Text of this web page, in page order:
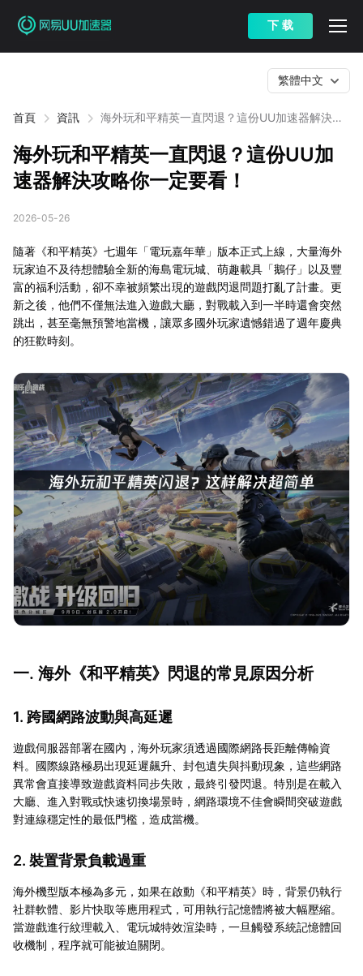
下 载
首頁 資訊
海外玩和平精英一直閃退？這份UU加速器解決攻
繁體中文
海外玩和平精英一直閃退？這份UU加
速器解決攻略你一定要看！
2026-05-26
隨著《和平精英》七週年「電玩嘉年華」版本正式上線，大量海外
玩家迫不及待想體驗全新的海島電玩城、萌趣載具「鵝仔」以及豐
富的福利活動，卻不幸被頻繁出現的遊戲閃退問題打亂了計畫。更
新之後，他們不僅無法進入遊戲大廳，對戰載入到一半時還會突然
跳出，甚至毫無預警地當機，讓眾多國外玩家遺憾錯過了週年慶典
的狂歡時刻。
一. 海外《和平精英》閃退的常見原因分析
1. 跨國網路波動與高延遲
遊戲伺服器部署在國內，海外玩家須透過國際網路長距離傳輸資
料。國際線路極易出現延遲飆升、封包遺失與抖動現象，這些網路
異常會直接導致遊戲資料同步失敗，最終引發閃退。特別是在載入
大廳、進入對戰或快速切換場景時，網路環境不佳會瞬間突破遊戲
對連線穩定性的最低門檻，造成當機。
2. 裝置背景負載過重
海外機型版本極為多元，如果在啟動《和平精英》時，背景仍執行
社群軟體、影片快取等應用程式，可用執行記憶體將被大幅壓縮。
當遊戲進行紋理載入、電玩城特效渲染時，一旦觸發系統記憶體回
收機制，程序就可能被迫關閉。